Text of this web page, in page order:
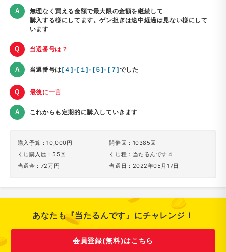
無理なく買える金額で最大限の金額を継続して
購入する様にしてます。ゲン担ぎは途中経過は見ない様にして
います
当選番号は？
当選番号は[４]-[１]-[５]-[７]でした
最後に一言
これからも定期的に購入していきます
購入予算：10,000円
くじ購入歴：55回
当選金：72万円
開催回：10385回
くじ種：当たるんです４
当選日：2022年05月17日
あなたも『当たるんです』にチャレンジ！
会員登録(無料)はこちら